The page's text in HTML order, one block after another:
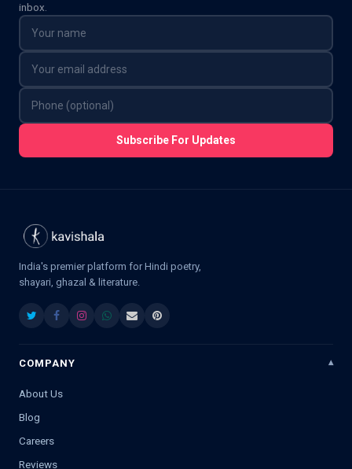
inbox.
Subscribe For Updates
India's premier platform for Hindi poetry,
shayari, ghazal & literature.
COMPANY
About Us
Blog
Careers
Reviews